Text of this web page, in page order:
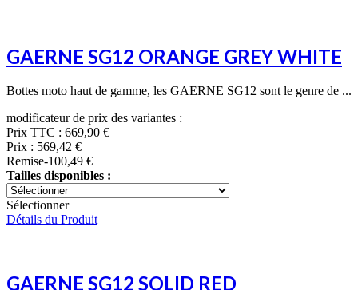
GAERNE SG12 ORANGE GREY WHITE
Bottes moto haut de gamme, les GAERNE SG12 sont le genre de ...
modificateur de prix des variantes :
Prix TTC : 669,90 €
Prix : 569,42 €
Remise-100,49 €
Tailles disponibles :
Sélectionner
Détails du Produit
GAERNE SG12 SOLID RED